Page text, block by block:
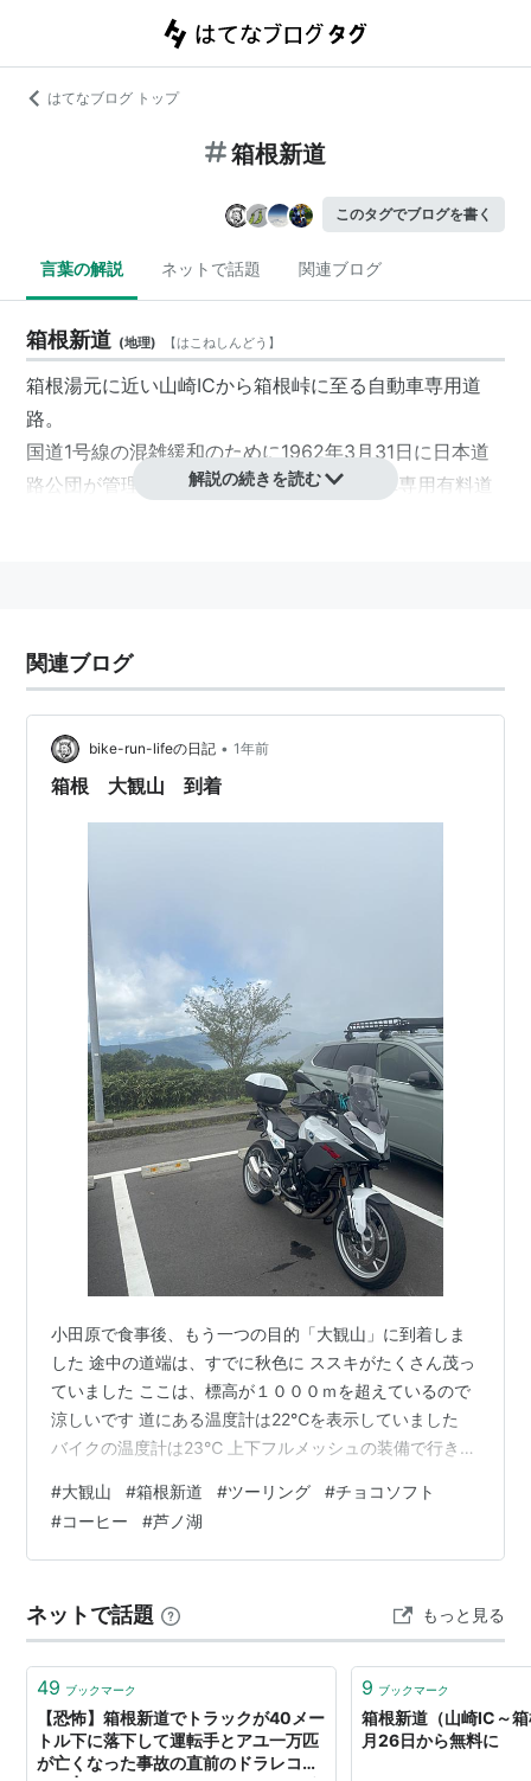
はてなブログ トップ
箱根新道
このタグでブログを書く
言葉の解説 ネットで話題 関連ブログ
箱根新道 (地理) 【はこねしんどう 】
箱根湯元に近い山崎ICから箱根峠に至る自動車専用道
路。
国道1号線の混雑緩和のために1962年3月31日に日本道
路公団が管理する日本国内2路線目の自動車専用有料道
*1:日本最初の路線は京葉道路（NEXCO東日本）
解説の続きを読む
関連ブログ
bike-run-lifeの日記 • 1年前
箱根 大観山 到着
小田原で食事後、もう一つの目的「大観山」に到着しま
した 途中の道端は、すでに秋色に ススキがたくさん茂っ
ていました ここは、標高が１０００ｍを超えているので
涼しいです 道にある温度計は22℃を表示していました
バイクの温度計は23℃ 上下フルメッシュの装備で行きま
た気分で幸せ・・・ 晴れていれば正面の雲のとろに富士
山が見えるはずですが 今日はお隠れになっていました い
つもの定番ですが、ここでコーヒーブレーク この建物の
ー飲みながら読書して1時間の避暑気分をあじわえました
読書は建物なかと外…
#大観山 #箱根新道 #ツーリング #チョコソフト
#コーヒー #芦ノ湖
ネットで話題 もっと見る
49 ブックマーク
【恐怖】箱根新道でトラックが40メー
トル下に落下して運転手とアユ一万匹
が亡くなった事故の直前のドラレコ怖
9 ブックマーク
箱根新道（山崎IC～
月26日から無料に